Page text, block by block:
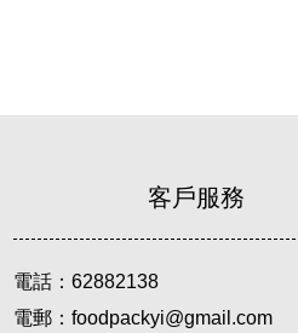
客戶服務
電話：62882138
電郵：foodpackyi@gmail.com